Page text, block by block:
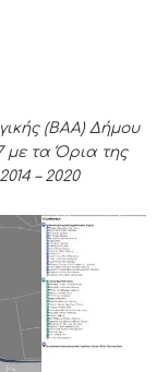
(ΒΑΑ) Δήμου
με τα Όρια της
– 2020